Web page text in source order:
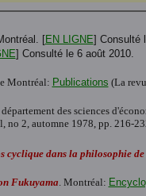
[EN LIGNE] Consulté
] Consulté le 6 août 2010.
Montréal: Publications (La
des sciences
no 2, automne 1978, pp. 216-
cyclique dans la philosophie
Fukuyama. Montréal: